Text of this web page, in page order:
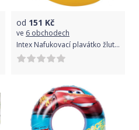
od 151 Kč
ve 6 obchodech
Intex Nafukovací plavátko žluté, kulaté, 70 cm